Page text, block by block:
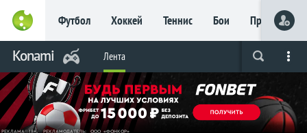
Футбол Хоккей Теннис Бои Прочие
Live Вся лента Букмекеры
Konami Лента